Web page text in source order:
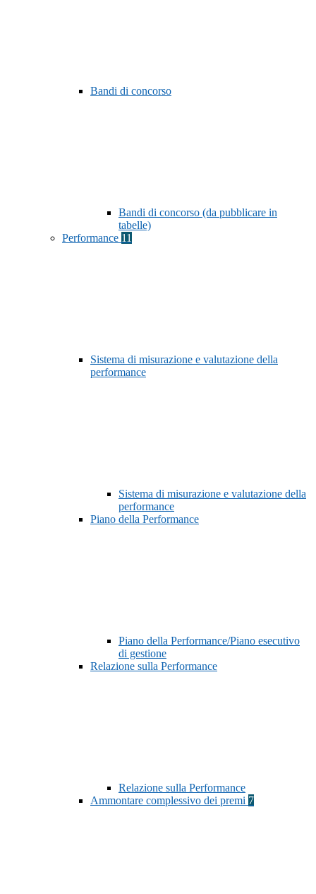
Bandi di concorso
Bandi di concorso (da pubblicare in
tabelle)
Performance 11
Sistema di misurazione e valutazione della
performance
Sistema di misurazione e valutazione della
performance
Piano della Performance
Piano della Performance/Piano esecutivo
di gestione
Relazione sulla Performance
Relazione sulla Performance
Ammontare complessivo dei premi 7